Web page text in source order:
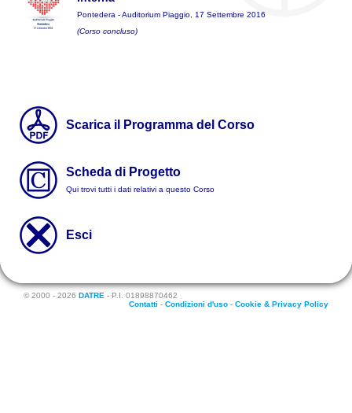
Pontedera - Auditorium Piaggio, 17 Settembre 2016
(Corso concluso)
Scarica il Programma del Corso
Scheda di Progetto
Qui trovi tutti i dati relativi a questo Corso
Esci
© 2000 - 2026 DATRE - P.I. 01898870462
Contatti - Condizioni d'uso - Cookie & Privacy Policy